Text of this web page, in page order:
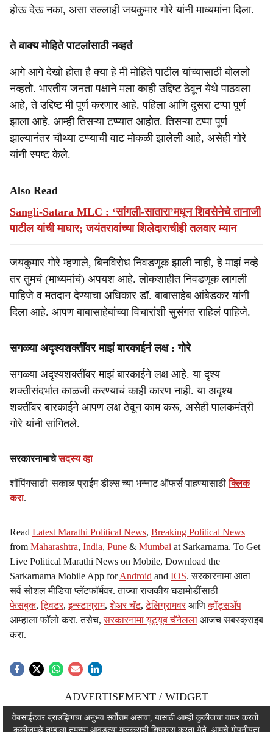
होऊ देऊ नका, असा सल्लाही जयकुमार गोरे यांनी माध्यमांना दिला.
ते वाक्य मोहिते पाटलांसाठी नव्हतं
आगे आगे देखो होता है क्या हे मी मोहिते पाटील यांच्यासाठी बोललो
नव्हतो. भारतीय जनता पक्षाने मला काही उद्दिष्ट ठेवून येथे पाठवला
आहे, ते उद्दिष्ट मी पूर्ण करणार आहे. पहिला आणि दुसरा टप्पा पूर्ण
झाला आहे. आम्ही तिसऱ्या टप्प्यात आहोत. तिसऱ्या टप्पा पूर्ण
झाल्यानंतर चौथ्या टप्प्याची वाट मोकळी झालेली आहे, असेही गोरे
यांनी स्पष्ट केले.
Also Read
Sangli-Satara MLC : ‘सांगली-सातारा’मधून शिवसेनेचे तानाजी
पाटील यांची माघार; जयंतरावांच्या शिलेदाराचीही तलवार म्यान
जयकुमार गोरे म्हणाले, बिनविरोध निवडणूक झाली नाही, हे माझं नव्हे
तर तुमचं (माध्यमांचं) अपयश आहे. लोकशाहीत निवडणूक लागली
पाहिजे व मतदान देण्याचा अधिकार डॉ. बाबासाहेब आंबेडकर यांनी
दिला आहे. आपण बाबासाहेबांच्या विचारांशी सुसंगत राहिलं पाहिजे.
सगळ्या अदृश्यशक्तींवर माझं बारकाईनं लक्ष : गोरे
सगळ्या अदृश्यशक्तींवर माझं बारकाईने लक्ष आहे. या दृश्य
शक्तीसंदर्भात काळजी करण्याचं काही कारण नाही. या अदृश्य
शक्तींवर बारकाईने आपण लक्ष ठेवून काम करू, असेही पालकमंत्री
गोरे यांनी सांगितले.
सरकारनामाचेसदस्य व्हा
शॉपिंगसाठी 'सकाळ प्राईम डील्स'च्या भन्नाट ऑफर्स पाहण्यासाठीक्लिक
करा.
Read Latest Marathi Political News, Breaking Political News
from Maharashtra, India, Pune & Mumbai at Sarkarnama. To Get
Live Political Marathi News on Mobile, Download the
Sarkarnama Mobile App forAndroid and IOS. सरकारनामा आता
सर्व सोशल मीडिया प्लॅटफॉर्मवर. ताज्या राजकीय घडामोडींसाठी
फेसबुक,ट्विटर,इन्स्टाग्राम,शेअर चॅट,टेलिग्रामवर आणिव्हॉट्सॲप
आम्हाला फॉलो करा. तसेच,सरकारनामा यूट्यूब चॅनेलला आजच सबस्क्राइब
करा.
ADVERTISEMENT / WIDGET
ADVERTISEMENT / WIDGET
वेबसाईटवर ब्राउझिंगचा अनुभव सर्वोत्तम असावा, यासाठी आम्ही कुकीजचा वापर करतो.
कुकीजमुळे तुम्हाला तुमच्या आवडत्या मजकुराची शिफारस करता येते. आमचे गोपनीयता